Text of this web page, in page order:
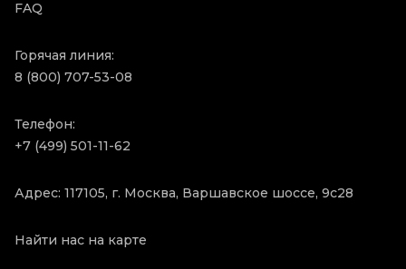
FAQ
Горячая линия:
8 (800) 707-53-08
Телефон:
+7 (499) 501-11-62
Адрес: 117105, г. Москва, Варшавское шоссе, 9с28
Найти нас на карте